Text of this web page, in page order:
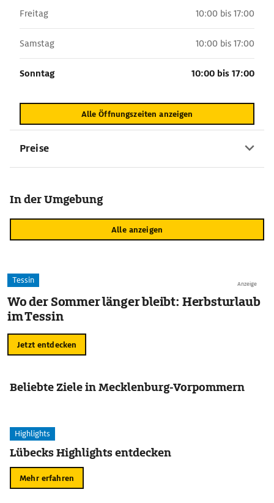
Freitag 10:00 bis 17:00
Samstag 10:00 bis 17:00
Sonntag 10:00 bis 17:00
Alle Öffnungszeiten anzeigen
Preise
In der Umgebung
Alle anzeigen
Anzeige
Tessin
Wo der Sommer länger bleibt: Herbsturlaub
im Tessin
Jetzt entdecken
Beliebte Ziele in Mecklenburg-Vorpommern
Highlights
Lübecks Highlights entdecken
Mehr erfahren